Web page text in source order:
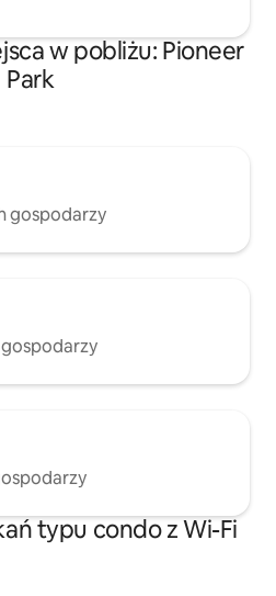
w pobliżu: Pioneer
Park
gospodarzy
typu condo z Wi-Fi